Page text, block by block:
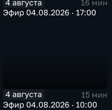
4 августа
16 мин
Эфир 04.08.2026 · 17:00
4 августа
15 мин
Эфир 04.08.2026 · 10:00